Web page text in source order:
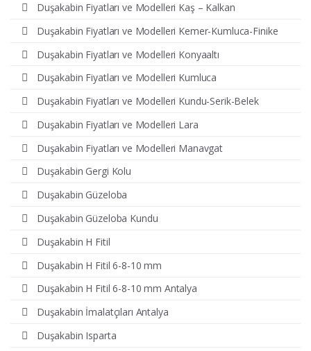
Duşakabin Fiyatları ve Modelleri Kaş – Kalkan
Duşakabin Fiyatları ve Modelleri Kemer-Kumluca-Finike
Duşakabin Fiyatları ve Modelleri Konyaaltı
Duşakabin Fiyatları ve Modelleri Kumluca
Duşakabin Fiyatları ve Modelleri Kundu-Serik-Belek
Duşakabin Fiyatları ve Modelleri Lara
Duşakabin Fiyatları ve Modelleri Manavgat
Duşakabin Gergi Kolu
Duşakabin Güzeloba
Duşakabin Güzeloba Kundu
Duşakabin H Fitil
Duşakabin H Fitil 6-8-10 mm
Duşakabin H Fitil 6-8-10 mm Antalya
Duşakabin İmalatçıları Antalya
Duşakabin Isparta